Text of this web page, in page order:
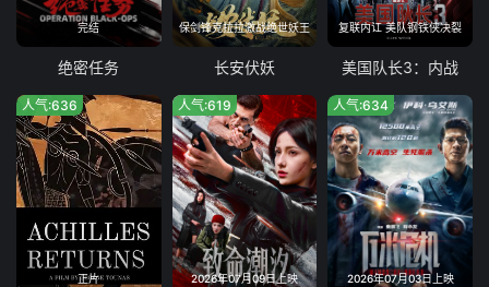
完结
绝密任务
保剑锋克拉拉激战绝世妖王
长安伏妖
复联内讧 美队钢铁侠决裂
美国队长3：内战
正片
人气:636
2026年07月09日上映
人气:619
2026年07月03日上映
人气:634